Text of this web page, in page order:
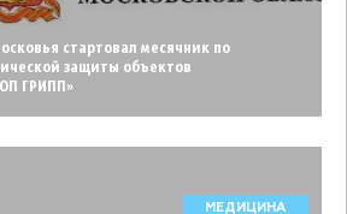
стартовал месячник по
защиты объектов
ГРИПП»
МЕДИЦИНА